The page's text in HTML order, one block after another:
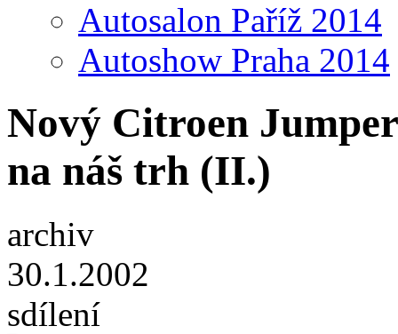
Autosalon Paříž 2014
Autoshow Praha 2014
Nový Citroen
na náš trh (II.)
archiv
30.1.2002
sdílení